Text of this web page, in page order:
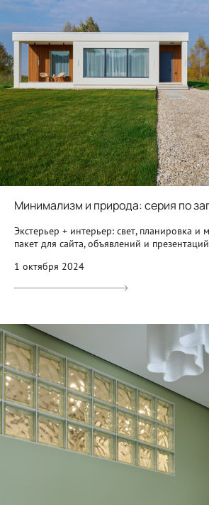
Минимализм и природа: серия по
Экстерьер + интерьер: свет, планировка и
пакет для сайта, объявлений и
1 октября 2024